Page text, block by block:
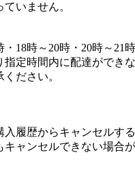
いません。
18時～20時・20時～21時
定時間内に配達ができ
ださい。
履歴からキャンセルす
ャンセルできない場合が